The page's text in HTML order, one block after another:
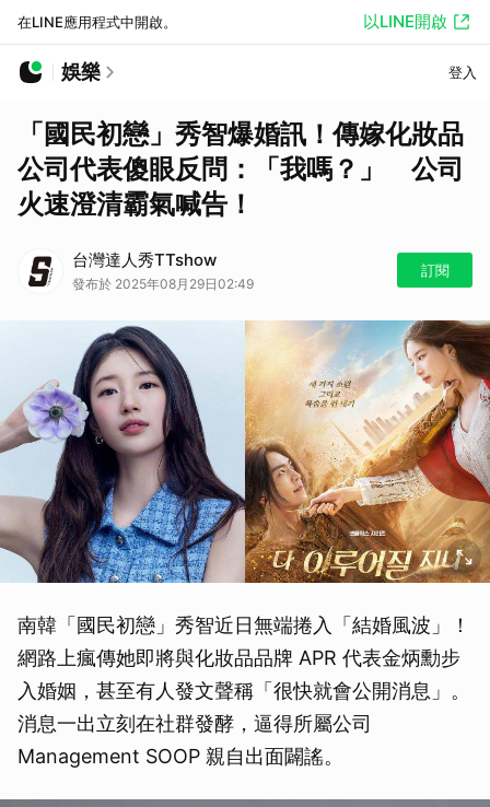
在LINE應用程式中開啟。 以LINE開啟
娛樂 登入
「國民初戀」秀智爆婚訊！傳嫁化妝品
公司代表傻眼反問：「我嗎？」 公司
火速澄清霸氣喊告！
台灣達人秀TTshow
發布於 2025年08月29日02:49
訂閱
南韓「國民初戀」秀智近日無端捲入「結婚風波」！
網路上瘋傳她即將與化妝品品牌 APR 代表金炳勳步
入婚姻，甚至有人發文聲稱「很快就會公開消息」。
消息一出立刻在社群發酵，逼得所屬公司
Management SOOP 親自出面闢謠。